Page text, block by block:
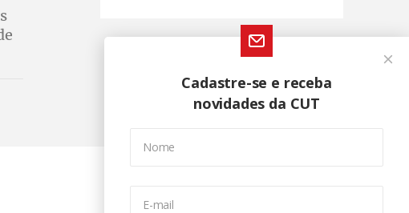
Cadastre-se e receba
novidades da CUT
Nome
E-mail